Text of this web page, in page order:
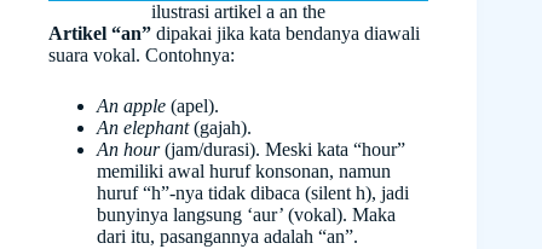
ilustrasi artikel a an the
Artikel “an” dipakai jika kata bendanya diawali
suara vokal. Contohnya:
An apple (apel).
An elephant(gajah).
An hour(jam/durasi). Meski kata “hour”
memiliki awal huruf konsonan, namun
huruf “h”-nya tidak dibaca (silent h), jadi
bunyinya langsung ‘aur’ (vokal). Maka
dari itu, pasangannya adalah “an”.